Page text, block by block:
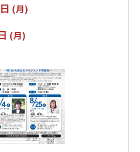
(月)
(月)